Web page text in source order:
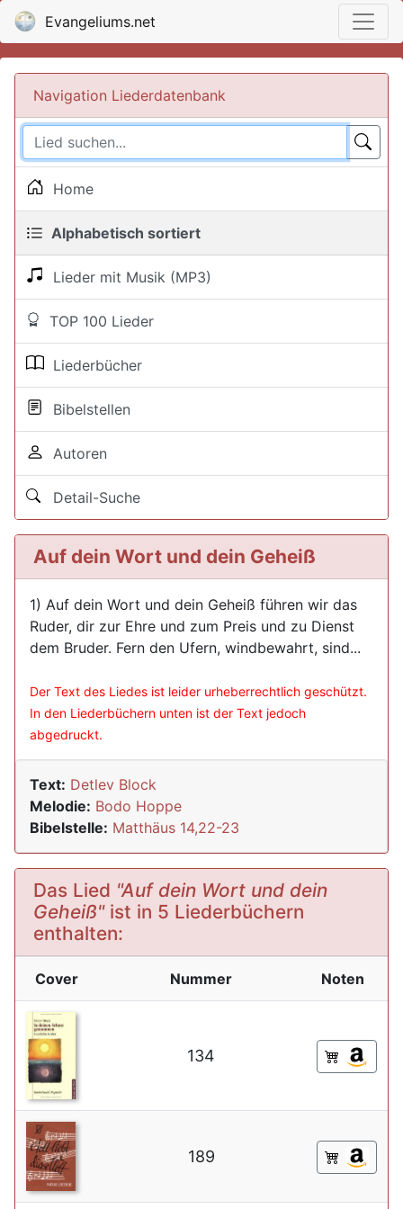
Evangeliums.net
Navigation Liederdatenbank
Home
Alphabetisch sortiert
Lieder mit Musik (MP3)
TOP 100 Lieder
Liederbücher
Bibelstellen
Autoren
Detail-Suche
Auf dein Wort und dein Geheiß
1) Auf dein Wort und dein Geheiß führen wir das
Ruder, dir zur Ehre und zum Preis und zu Dienst
dem Bruder. Fern den Ufern, windbewahrt, sind...
Der Text des Liedes ist leider urheberrechtlich geschützt.
In den Liederbüchern unten ist der Text jedoch
abgedruckt.
Text: Detlev Block
Melodie: Bodo Hoppe
Bibelstelle: Matthäus 14,22-23
Das Lied "Auf dein Wort und dein
Geheiß"ist in 5 Liederbüchern
enthalten:
Cover Nummer Noten
134
189